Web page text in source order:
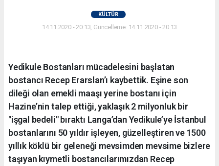
KÜLTÜR
14.11.2020 - 20:13, Güncelleme: 14.11.2020 - 20:13
Yedikule Bostanları mücadelesini başlatan
bostancı Recep Erarslan’ı kaybettik. Eşine son
dileği olan emekli maaşı yerine bostanı için
Hazine’nin talep ettiği, yaklaşık 2 milyonluk bir
"işgal bedeli" bıraktı Langa’dan Yedikule’ye İstanbul
bostanlarını 50 yıldır işleyen, güzelleştiren ve 1500
yıllık köklü bir geleneği mevsimden mevsime bizlere
taşıyan kıymetli bostancılarımızdan Recep